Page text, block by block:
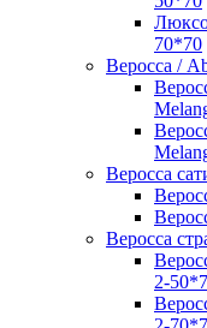
70*70
Веросса /
Веросса
Веросса
2-